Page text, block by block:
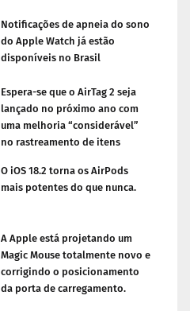
Notificações de apneia do sono
do Apple Watch já estão
disponíveis no Brasil
Espera-se que o AirTag 2 seja
lançado no próximo ano com
uma melhoria “considerável”
no rastreamento de itens
O iOS 18.2 torna os AirPods
mais potentes do que nunca.
A Apple está projetando um
Magic Mouse totalmente novo e
corrigindo o posicionamento
da porta de carregamento.